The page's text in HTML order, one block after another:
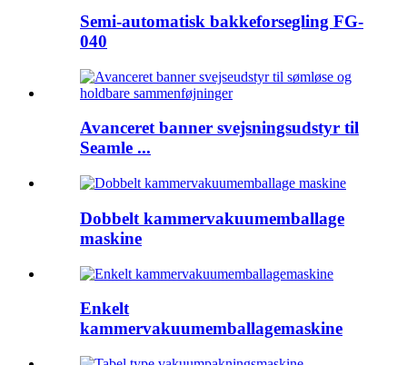
Semi-automatisk bakkeforsegling FG-
040
Avanceret banner svejsningsudstyr til
Seamle ...
Dobbelt kammervakuumemballage
maskine
Enkelt
kammervakuumemballagemaskine